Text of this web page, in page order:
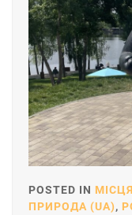
POSTED IN МІСЦЯ
ПРИРОДА (UA),